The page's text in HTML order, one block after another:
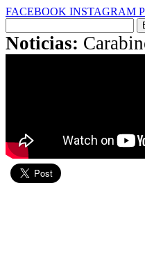
FACEBOOK INSTAGRAM
por:
Noticias: